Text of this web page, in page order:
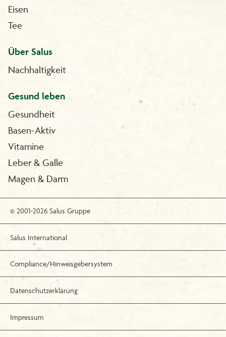
Eisen
Tee
Über Salus
Nachhaltigkeit
Gesund leben
Gesundheit
Basen-Aktiv
Vitamine
Leber & Galle
Magen & Darm
© 2001-2026 Salus Gruppe
Salus International
Compliance/Hinweisgebersystem
Datenschutzerklärung
Impressum